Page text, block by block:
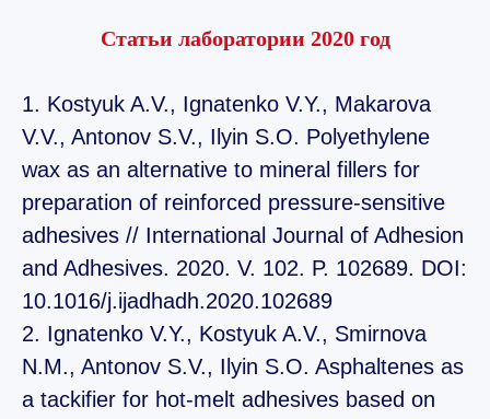
Статьи лаборатории 2020 год
1. Kostyuk A.V., Ignatenko V.Y., Makarova
V.V., Antonov S.V., Ilyin S.O. Polyethylene
wax as an alternative to mineral fillers for
preparation of reinforced pressure-sensitive
adhesives // International Journal of Adhesion
and Adhesives. 2020. V. 102. P. 102689. DOI:
10.1016/j.ijadhadh.2020.102689
2. Ignatenko V.Y., Kostyuk A.V., Smirnova
N.M., Antonov S.V., Ilyin S.O. Asphaltenes as
a tackifier for hot‐melt adhesives based on